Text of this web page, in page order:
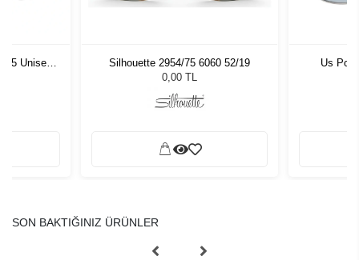
55 Unisex
Silhouette 2954/75 6060 52/19
0,00 TL
Us
SON BAKTIĞINIZ ÜRÜNLER